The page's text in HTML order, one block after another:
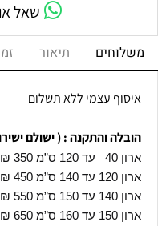
שאל
משלוחים תיאור
איסוף עצמי ללא תשלום
הובלה והתקנה : ( ישולם
ארון 40 עד 120 ס”מ 350
₪
ארון 120 עד 140 ס”מ 450 ₪
ארון 140 עד 150 ס”מ 550 ₪
ארון 150 עד 160 ס”מ 650 ₪